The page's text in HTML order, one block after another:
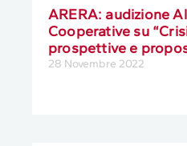
ARERA: audizione
Cooperative su
prospettive e
28 Novembre 2022